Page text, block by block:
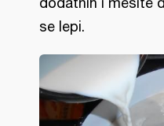
se lepi.